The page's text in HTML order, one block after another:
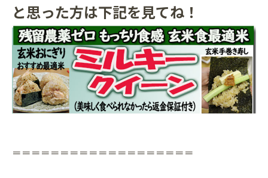
と思った方は下記を見てね！
＝＝＝＝＝＝＝＝＝＝＝＝＝＝＝＝＝＝＝